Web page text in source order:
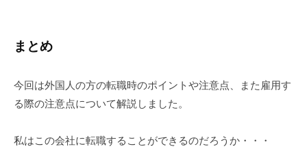
まとめ
今回は外国人の方の転職時のポイントや注意点、また雇用す
る際の注意点について解説しました。
私はこの会社に転職することができるのだろうか・・・